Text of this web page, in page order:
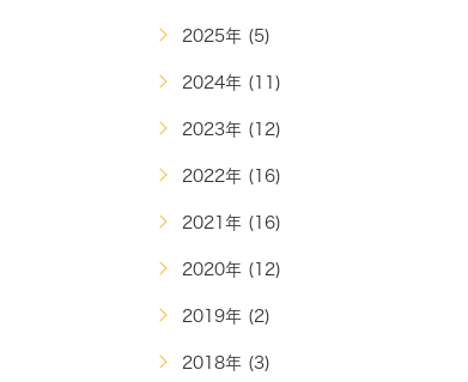
2025年 (5)
2024年 (11)
2023年 (12)
2022年 (16)
2021年 (16)
2020年 (12)
2019年 (2)
2018年 (3)